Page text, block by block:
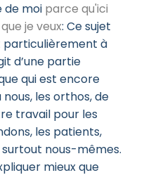
de moi parce qu'ici
je veux: Ce sujet
à
d’une partie
qui est encore
les orthos, de
travail pour les
les patients,
nous-mêmes.
mieux que